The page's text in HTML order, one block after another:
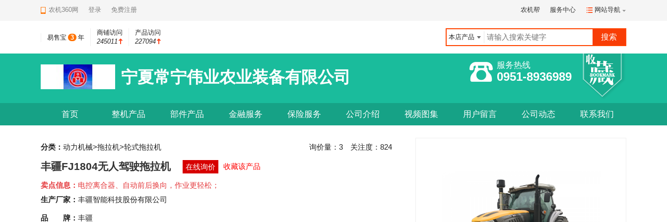
农机360网 登录 免费注册 农机帮 服务中心 网站导航
易售宝 3 年
商铺访问
245011
产品访问
227094
本店产品
服务热线
0951-8936989
宁夏常宁伟业农业装备有限公司
首页 整机产品 部件产品 金融服务 保险服务 公司介绍 视频图集 用户留言 公司动态 联系我们
询价量： 3 关注度： 824
分类： 动力机械>拖拉机>轮式拖拉机
丰疆FJ1804无人驾驶拖拉机 在线询价 收藏该产品
卖点信息： 电控离合器、自动前后换向，作业更轻松；
生产厂家： 丰疆智能科技股份有限公司
品 牌： 丰疆